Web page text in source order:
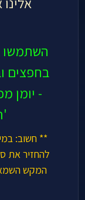
השתמשו
** חשוב:
להחזיר את
המקש